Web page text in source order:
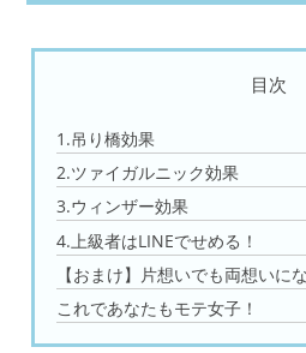
目次
1.吊り橋効果
2.ツァイガルニック効果
3.ウィンザー効果
4.上級者はLINEでせめる！
【おまけ】片想いでも両想いに
これであなたもモテ女子！